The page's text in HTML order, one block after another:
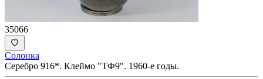
35066
Солонка
Серебро 916*. Клеймо "ТФ9". 1960-е годы.